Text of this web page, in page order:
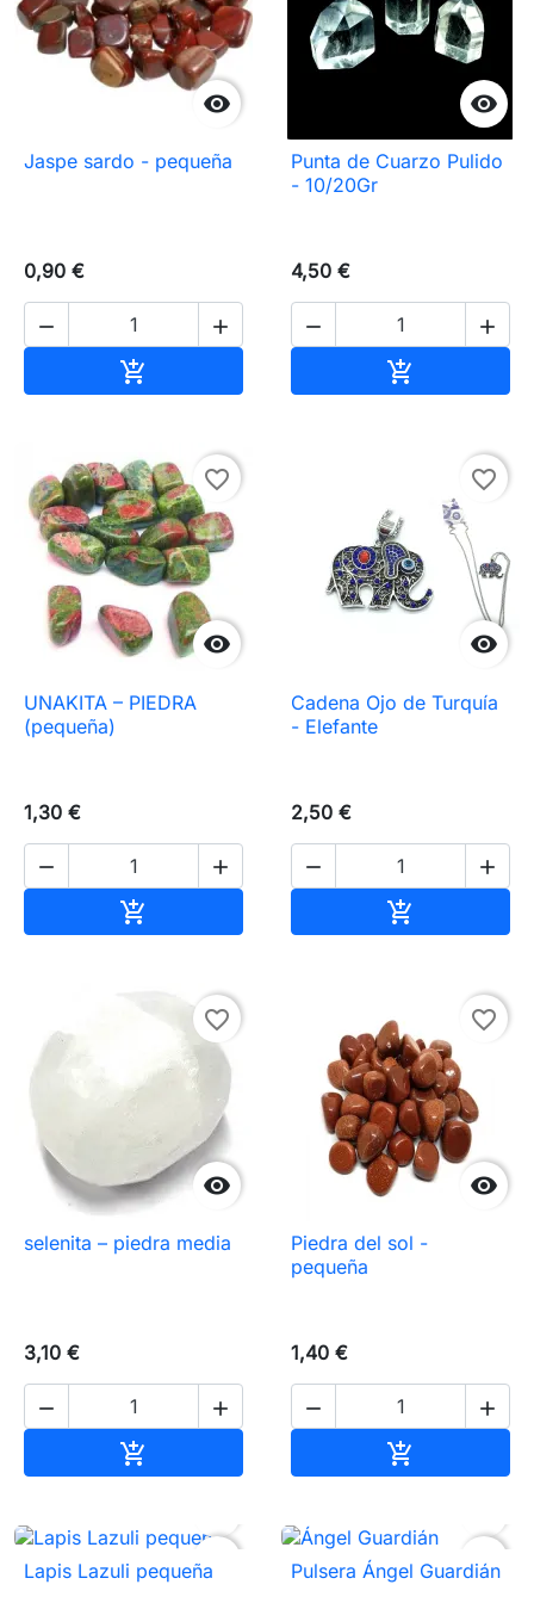

Jaspe sardo - pequeña
0,90 €
 


Punta de Cuarzo Pulido
- 10/20Gr
4,50 €
 


favorite_border
UNAKITA – PIEDRA
(pequeña)
1,30 €
 


favorite_border
Cadena Ojo de Turquía
- Elefante
2,50 €
 


favorite_border
selenita – piedra media
3,10 €
 


favorite_border
Piedra del sol -
pequeña
1,40 €
 

favorite_border
Lapis Lazuli pequeña
favorite_border
Pulsera Ángel Guardián